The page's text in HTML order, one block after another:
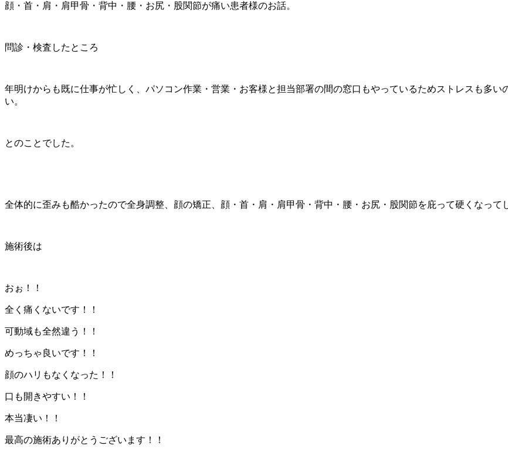
顔・首・肩・肩甲骨・背中・腰・お尻・股関節が痛い患者様のお話。
問診・検査したところ
年明けからも既に仕事が忙しく、パソコン作業・営業・お客様と担当部署の間の窓口もやっているためストレスも多
い。
とのことでした。
全体的に歪みも酷かったので全身調整、顔の矯正、顔・首・肩・肩甲骨・背中・腰・お尻・股関節を庇って硬くなって
施術後は
おぉ！！
全く痛くないです！！
可動域も全然違う！！
めっちゃ良いです！！
顔のハリもなくなった！！
口も開きやすい！！
本当凄い！！
最高の施術ありがとうございます！！